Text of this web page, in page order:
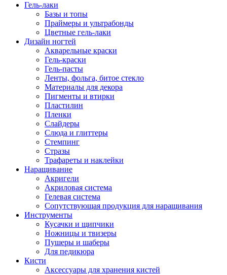
Гель-лаки
Базы и топы
Праймеры и ультрабонды
Цветные гель-лаки
Дизайн ногтей
Акварельные краски
Гель-краски
Гель-пасты
Ленты, фольга, битое стекло
Материалы для декора
Пигменты и втирки
Пластилин
Пленки
Слайдеры
Слюда и глиттеры
Стемпинг
Стразы
Трафареты и наклейки
Наращивание
Акригели
Акриловая система
Гелевая система
Сопутствующая продукция для наращивания
Инструменты
Кусачки и щипчики
Ножницы и твизеры
Пушеры и шаберы
Для педикюра
Кисти
Аксессуары для хранения кистей